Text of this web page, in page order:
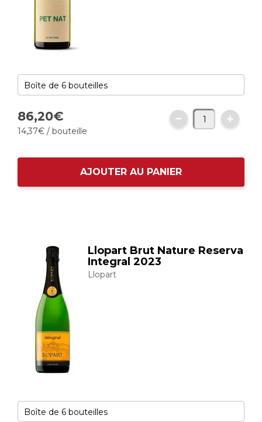
86,20€
14,37€ / bouteille
AJOUTER AU PANIER
Llopart Brut Nature Reserva
Integral 2023
Llopart